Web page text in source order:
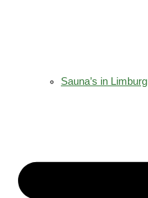
Sauna’s in Limburg